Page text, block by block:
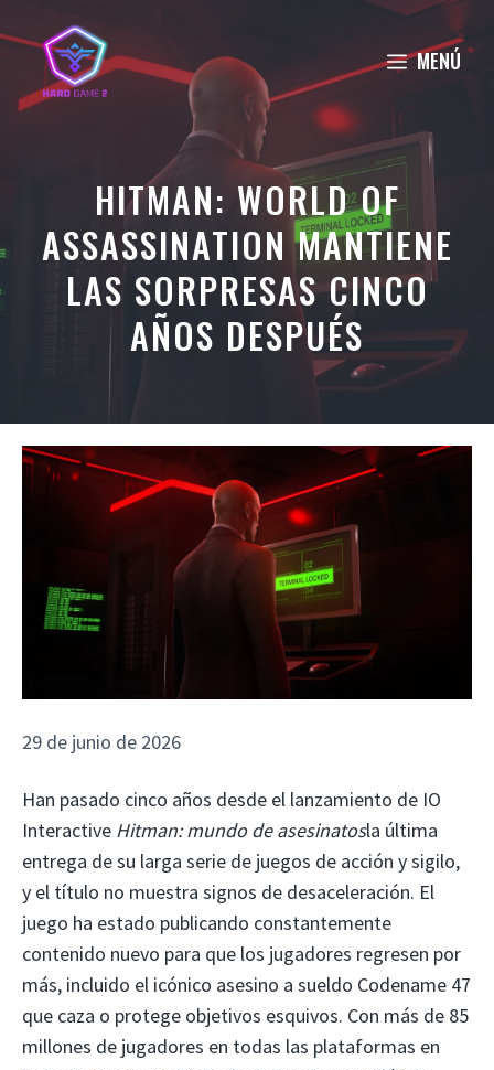
al
contenido
MENÚ
HITMAN: WORLD OF
ASSASSINATION MANTIENE
LAS SORPRESAS CINCO
AÑOS DESPUÉS
29 de junio de 2026
Han pasado cinco años desde el lanzamiento de IO
Interactive Hitman: mundo de asesinatosla última
entrega de su larga serie de juegos de acción y sigilo,
y el título no muestra signos de desaceleración. El
juego ha estado publicando constantemente
contenido nuevo para que los jugadores regresen por
más, incluido el icónico asesino a sueldo Codename 47
que caza o protege objetivos esquivos. Con más de 85
millones de jugadores en todas las plataformas en